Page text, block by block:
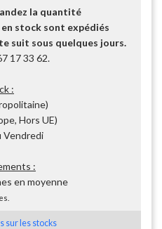
la quantité
stock sont expédiés
suit sous quelques jours.
17 33 62.
:
Hors UE)
Vendredi
:
en moyenne
sur les stocks